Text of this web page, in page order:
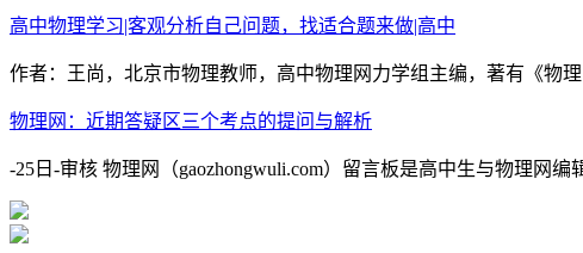
高中物理学习|客观分析自己问题，找适合题来做|高中
作者：王尚，北京市物理教师，高中物理网力学组主编，著有《物
物理网：近期答疑区三个考点的提问与解析
-25日-审核 物理网（gaozhongwuli.com）留言板是高中生与物理网